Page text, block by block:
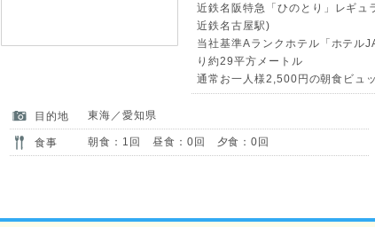
近鉄名阪特急「ひのとり」レギ
近鉄名古屋駅)
当社基準Aランクホテル「ホテル
り約29平方メートル
通常お一人様2,500円の朝食ビュ
目的地 東海／愛知県
食事 朝食：1回 昼食：0回 夕食：0回